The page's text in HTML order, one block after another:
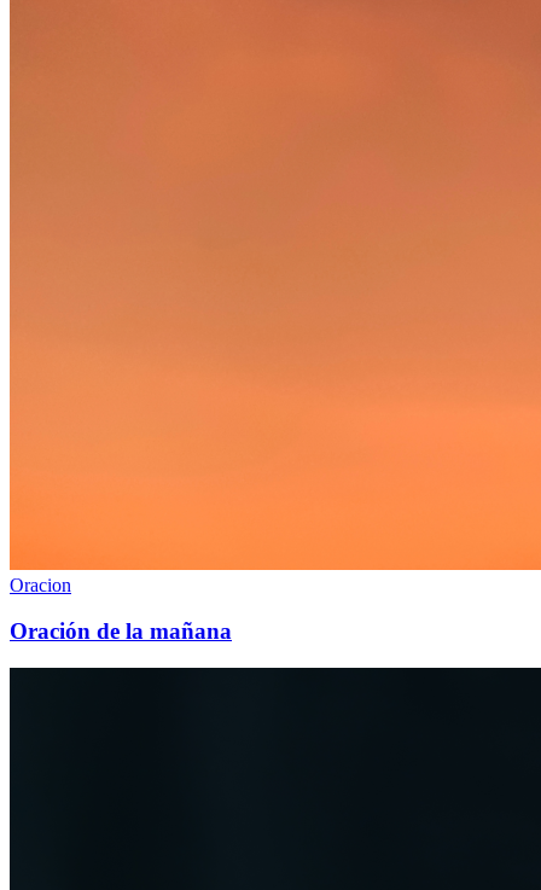
Oracion
Oración de la mañana